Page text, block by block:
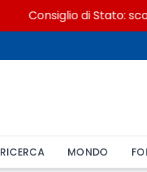
Consiglio di Stato:
RICERCA MONDO